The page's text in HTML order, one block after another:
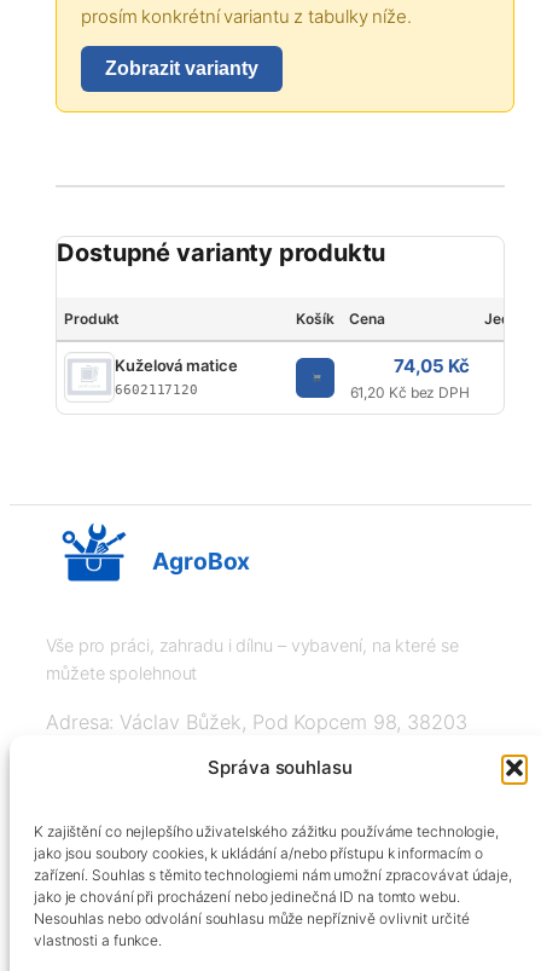
Správa souhlasu
K zajištění co nejlepšího uživatelského zážitku používáme technologie,
jako jsou soubory cookies, k ukládání a/nebo přístupu k informacím o
zařízení. Souhlas s těmito technologiemi nám umožní zpracovávat údaje,
jako je chování při procházení nebo jedinečná ID na tomto webu.
Nesouhlas nebo odvolání souhlasu může nepříznivě ovlivnit určité
vlastnosti a funkce.
prosím konkrétní variantu z tabulky níže.
Zobrazit varianty
Dostupné varianty produktu
Produkt Košík Cena
Kuželová matice
6602117120
74,05 Kč
61,20 Kč bez DPH
AgroBox
Vše pro práci, zahradu i dílnu – vybavení, na které se
můžete spolehnout
Adresa: Václav Bůžek, Pod Kopcem 98, 38203
+420606334248, info@agrobox.cz